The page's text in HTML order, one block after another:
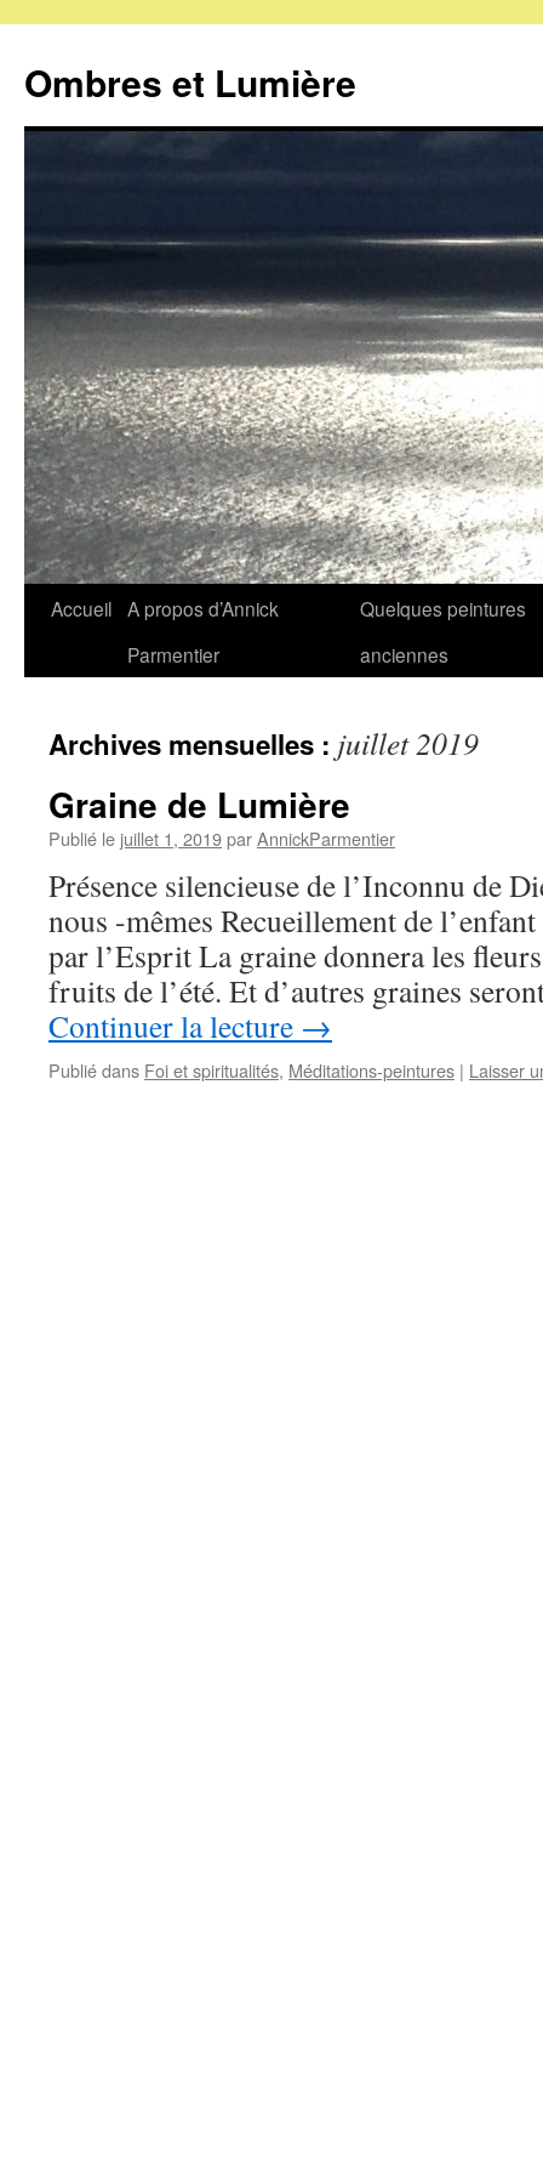
Ombres et Lumière
Aller
Accueil A propos d’Annick
Parmentier
Quelques peintures
anciennes
Archives mensuelles : juillet 2019
Graine de Lumière
Publié le juillet 1, 2019parAnnickParmentier
Présence silencieuse de l’Inconnu de
nous -mêmes Recueillement de
par l’Esprit La graine donnera les
fruits de l’été. Et d’autres graines
Continuer la lecture →
Publié dans Foi et spiritualités, Méditations-peintures | Laisser